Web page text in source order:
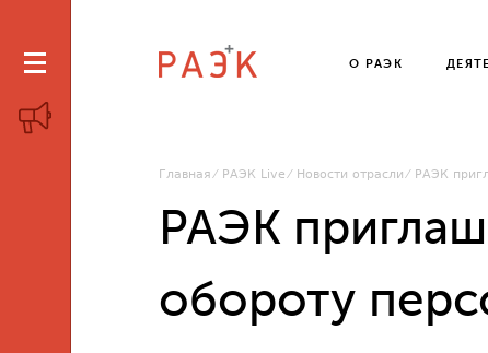
О РАЭК
Главная РАЭК Live Новости отрасли РАЭК
РАЭК
обороту